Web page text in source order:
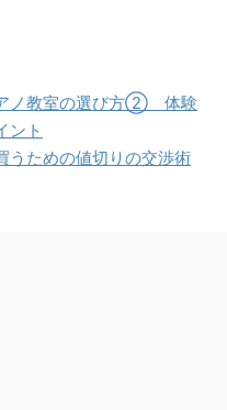
ノ教室の選び方② 体験
ント
うための値切りの交渉術